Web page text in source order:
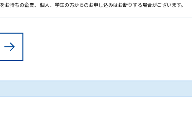
持ちの企業、 個人、学生の方からのお申し込みはお断りする場合がございます。